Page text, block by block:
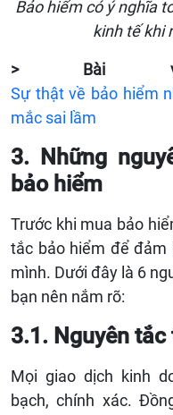
Bảo hiểm có ý nghĩa
kinh tế khi
> Bài
Sự thật về bảo hiểm
mắc sai lầm
3. Những
bảo hiểm
Trước khi mua bảo
tắc bảo hiểm để đảm
mình. Dưới đây là 6
bạn nên nắm rõ:
3.1. Nguyên
Mọi giao dịch kinh
bạch, chính xác.